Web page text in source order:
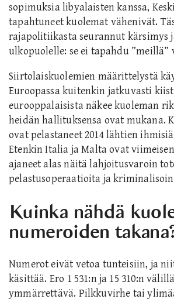
sopimuksia libyalaisten kanssa,
tapahtuneet kuolemat vähenivät.
rajapolitiikasta seurannut kärsimys
ulkopuolelle: se ei tapahdu ”meillä”
Siirtolaiskuolemien määrittelystä
Euroopassa kuitenkin jatkuvasti
eurooppalaisista näkee kuoleman
heidän hallituksensa ovat mukana.
ovat pelastaneet 2014 lähtien
Etenkin Italia ja Malta ovat
ajaneet alas näitä lahjoitusvaroin
pelastusoperaatioita ja
Kuinka nähdä
numeroiden
Numerot eivät vetoa tunteisiin, ja
käsittää. Ero 1 531:n ja 15 310:n
ymmärrettävä. Pilkkuvirhe tai